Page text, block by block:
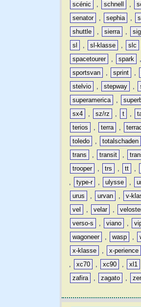
scénic
, schnell ,
senator
, sephia ,
shuttle
, sierra ,
sl
, sl-klasse , slc
spacetourer
, spark ,
sportsvan
, sprint ,
stelvio
, stepway ,
superamerica
,
sx4
, sz/rz , t ,
terios
, terra ,
toledo
, totalschaden
trans
, transit ,
trooper
, trs , tt ,
,
type-r , ulysse ,
urus
, urvan , v-
vel
, velar ,
verso-s
, viano ,
wagoneer
, wasp ,
x-klasse
, x-perience
,
xc70 , xc90 , xl1
zafira
, zagato ,